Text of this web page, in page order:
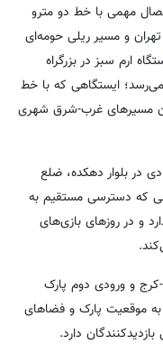
مهمی با خط دو مترو
و مسیر ریلی حومه‌ای
ارم سبز در بزرگراه
ایستگاهی که با خط
مسیرهای غرب-شرق شهری
در بلوار دهکده، ضلع
که دسترسی مستقیم به
و در روزهای بازی‌های
کرج و ورودی دوم پارک
موقعیت پارک و فضاهای
دارد.